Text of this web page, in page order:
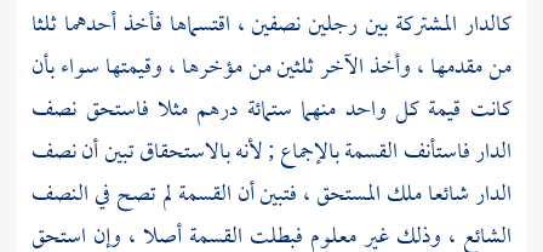
كالدار المشتركة بين رجلين نصفين ، اقتسماها فأخذ أحدهما ثلثا
من مقدمها ، وأخذ الآخر ثلثين من مؤخرها ، وقيمتها سواء بأن
كانت قيمة كل واحد منهما ستمائة درهم مثلا فاستحق نصف
الدار فاستأنف القسمة بالإجماع ; لأنه بالاستحقاق تبين أن نصف
الدار شائعا ملك المستحق ، فتبين أن القسمة لم تصح في النصف
الشائع ، وذلك غير معلوم فبطلت القسمة أصلا ، وإن استحق